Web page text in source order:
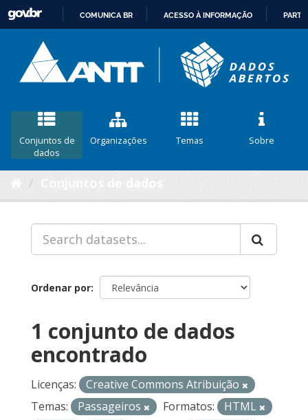
CONTEÚDO
COMUNICA BR ACESSO À INFORMAÇÃO
Conjuntos de
dados
Organizações Temas Sobre
Ordenar por
1 conjunto de dados
encontrado
Licenças:
Creative Commons Atribuição
Temas:
Passageiros Formatos:
HTML